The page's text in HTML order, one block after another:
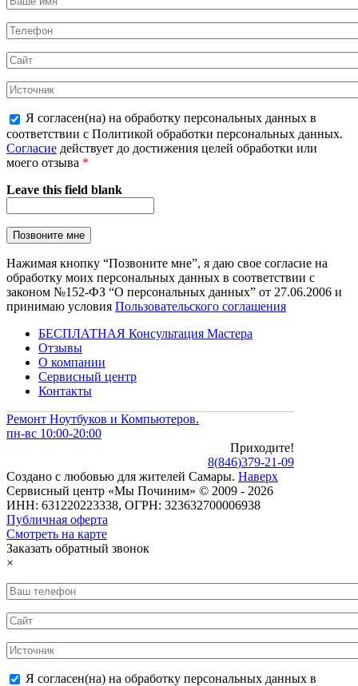
Я согласен(на) на обработку персональных данных в
соответствии с Политикой обработки персональных данных.
Согласие действует до достижения целей обработки или
моего отзыва *
Leave this field blank
Нажимая кнопку “Позвоните мне”, я даю свое согласие на
обработку моих персональных данных в соответствии с
законом №152-ФЗ “О персональных данных” от 27.06.2006 и
принимаю условия Пользовательского соглашения
БЕСПЛАТНАЯ Консультация Мастера
Отзывы
О компании
Сервисный центр
Контакты
Ремонт Ноутбуков и Компьютеров.
пн-вс 10:00-20:00
Приходите!
8(846)379-21-09
Создано с любовью для жителей Самары. Наверх
Сервисный центр «Мы Починим» © 2009 - 2026
ИНН: 631220223338, ОГРН: 323632700006938
Публичная оферта
Смотреть на карте
Заказать обратный звонок
×
Я согласен(на) на обработку персональных данных в